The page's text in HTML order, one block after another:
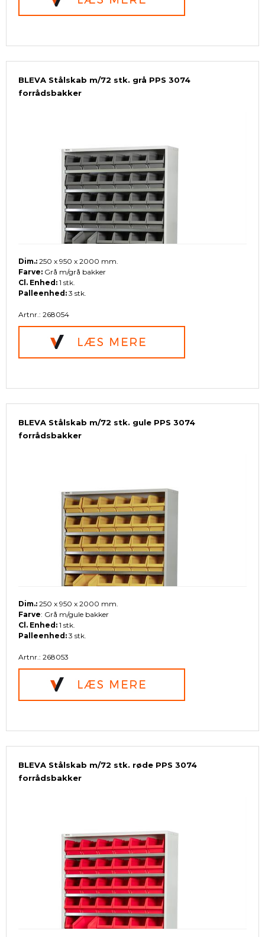
BLEVA Stålskab m/72 stk. grå PPS 3074
forrådsbakker
Dim.: 250 x 950 x 2000 mm.
Farve: Grå m/grå bakker
Cl. Enhed: 1 stk.
Palleenhed: 3 stk.
Artnr.: 268054
BLEVA Stålskab m/72 stk. gule PPS 3074
forrådsbakker
Dim.: 250 x 950 x 2000 mm.
Farve: Grå m/gule bakker
Cl. Enhed: 1 stk.
Palleenhed: 3 stk.
Artnr.: 268053
BLEVA Stålskab m/72 stk. røde PPS 3074
forrådsbakker